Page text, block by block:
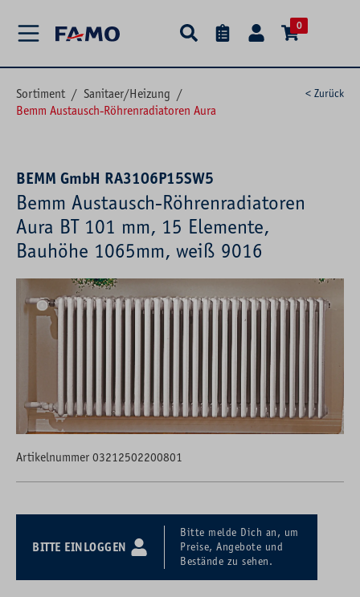
0
Sortiment / Sanitaer/Heizung /
Bemm Austausch-Röhrenradiatoren Aura
< Zurück
BEMM GmbH RA3106P15SW5
Bemm Austausch-Röhrenradiatoren
Aura BT 101 mm, 15 Elemente,
Bauhöhe 1065mm, weiß 9016
Bildergalerie überspringen
Artikelnummer 03212502200801
BITTE EINLOGGEN
Bitte melde Dich an, um
Preise, Angebote und
Bestände zu sehen.